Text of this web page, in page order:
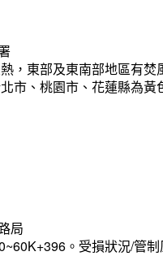
，東部及東南部地區有
市、桃園市、花蓮縣為
局
。受損狀況/管